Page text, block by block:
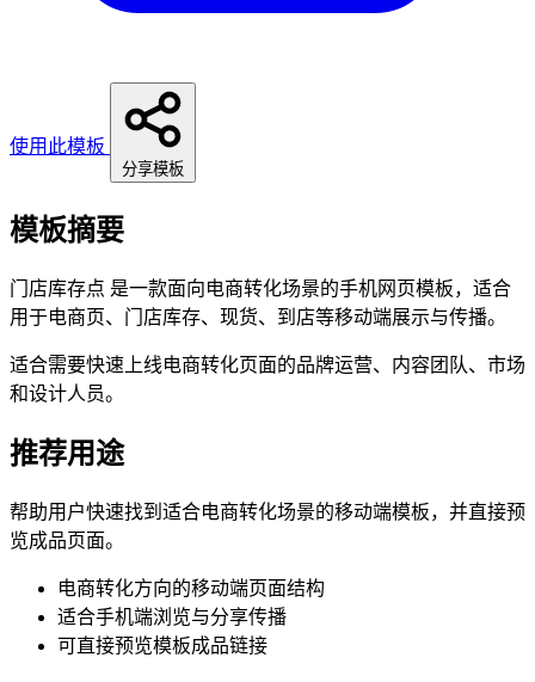
使用此模板
分享模板
模板摘要
门店库存点 是一款面向电商转化场景的手机网页模板，适合
用于电商页、门店库存、现货、到店等移动端展示与传播。
适合需要快速上线电商转化页面的品牌运营、内容团队、市场
和设计人员。
推荐用途
帮助用户快速找到适合电商转化场景的移动端模板，并直接预
览成品页面。
电商转化方向的移动端页面结构
适合手机端浏览与分享传播
可直接预览模板成品链接